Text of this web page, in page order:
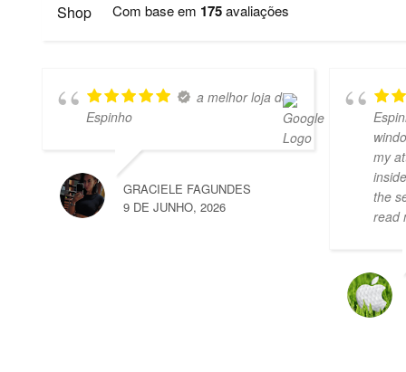
Com base em 175avaliações
a melhor loja de
Espinho
GRACIELE FAGUNDES
9 DE JUNHO, 2026
my
the
read